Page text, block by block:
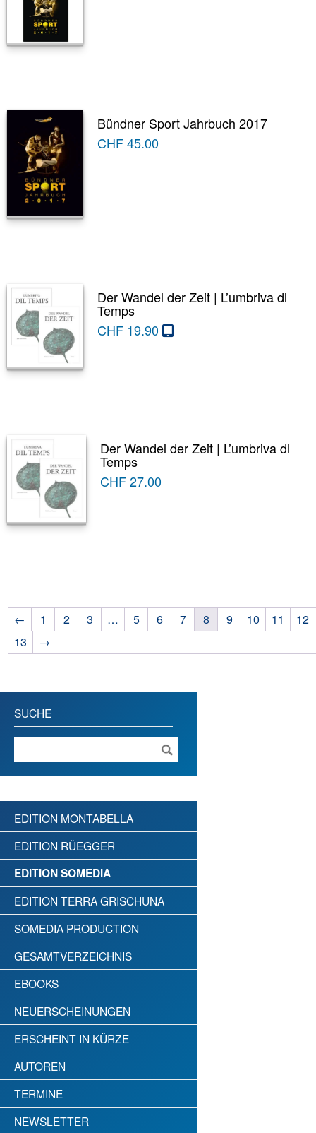
Bündner Sport Jahrbuch 2017
CHF45.00
Der Wandel der Zeit | L’umbriva dl
Temps
CHF19.90
Der Wandel der Zeit | L’umbriva dl
Temps
CHF27.00
← 1 2 3 … 5 6 7 8 9 10 11
12
13
→
SUCHE
EDITION MONTABELLA
EDITION RÜEGGER
EDITION SOMEDIA
EDITION TERRA GRISCHUNA
SOMEDIA PRODUCTION
GESAMTVERZEICHNIS
EBOOKS
NEUERSCHEINUNGEN
ERSCHEINT IN KÜRZE
AUTOREN
TERMINE
NEWSLETTER